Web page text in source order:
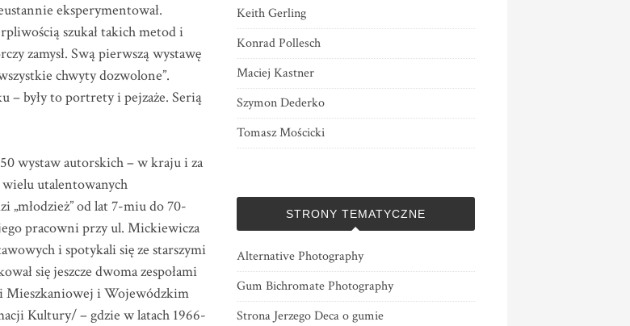
eksperymentował.
szukał takich metod i
zamysł. Swą pierwszą wystawę
chwyty dozwolone”.
– były to portrety i pejzaże. Serią
wystaw autorskich – w kraju i za
utalentowanych
„młodzież” od lat 7-miu do 70-
pracowni przy ul. Mickiewicza
i spotykali się ze starszymi
się jeszcze dwoma zespołami
Mieszkaniowej i Wojewódzkim
Kultury/ – gdzie w latach 1966-
Keith Gerling
Konrad Pollesch
Maciej Kastner
Szymon Dederko
Tomasz Mościcki
STRONY TEMATYCZNE
Alternative Photography
Gum Bichromate Photography
Strona Jerzego Deca o gumie